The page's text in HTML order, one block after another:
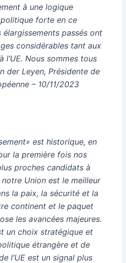
à une logique
forte en ce
passés ont
considérables tant aux
l’UE. Nous sommes tous
der Leyen, Présidente de
– 10/11/2023
est historique, en
la première fois nos
proches candidats à
notre Union est le meilleur
la paix, la sécurité et la
continent et le paquet
les avancées majeures.
un choix stratégique et
étrangère et de
l’UE est un signal plus